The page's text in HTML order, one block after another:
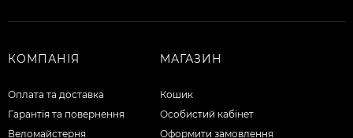
КОМПАНІЯ
Оплата та доставка
Гарантія та повернення
Веломайстерня
МАГАЗИН
Кошик
Особистий кабінет
Оформити замовлення